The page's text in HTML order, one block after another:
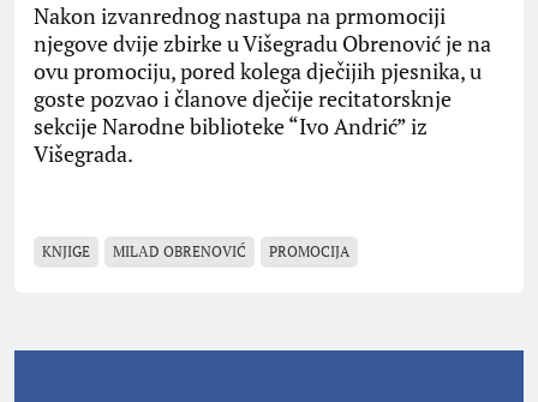
Nakon izvanrednog nastupa na prmomociji
njegove dvije zbirke u Višegradu Obrenović je na
ovu promociju, pored kolega dječijih pjesnika, u
goste pozvao i članove dječije recitatorsknje
sekcije Narodne biblioteke “Ivo Andrić” iz
Višegrada.
KNJIGE MILАD OBRENOVIĆ PROMOCIJA